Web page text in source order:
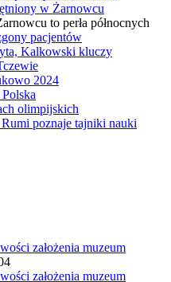
w Żarnowcu
to perła północnych
pacjentów
Kalkowski kluczy
2024
olimpijskich
poznaje tajniki nauki